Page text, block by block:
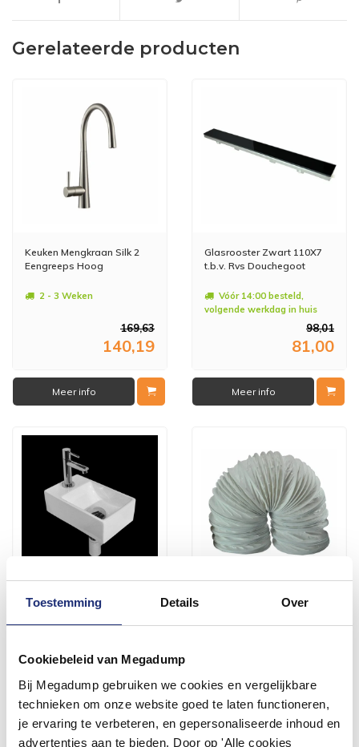
Toestemming Details Over
Cookiebeleid van Megadump
Bij Megadump gebruiken we cookies en vergelijkbare
technieken om onze website goed te laten functioneren,
je ervaring te verbeteren, en gepersonaliseerde inhoud en
advertenties aan te bieden. Door op 'Alle cookies
Gerelateerde producten
Keuken Mengkraan Silk 2
Eengreeps Hoog
2 - 3 Weken
169,63
140,19
Meer info
Glasrooster Zwart 110X7
t.b.v. Rvs Douchegoot
Vóór 14:00 besteld,
volgende werkdag in huis
98,01
81,00
Meer info
Fonteinset Wonder One
Pack Links Klein 29X18 Cm
168,00
Meer info
Lucht-Afvoerslang Pvc
17,95
Meer info